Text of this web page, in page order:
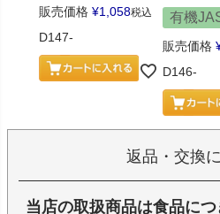
販売価格 ¥1,058税込
D147-
有機
販売価格
D146-
返品・交換
当店の取扱商品は食品に